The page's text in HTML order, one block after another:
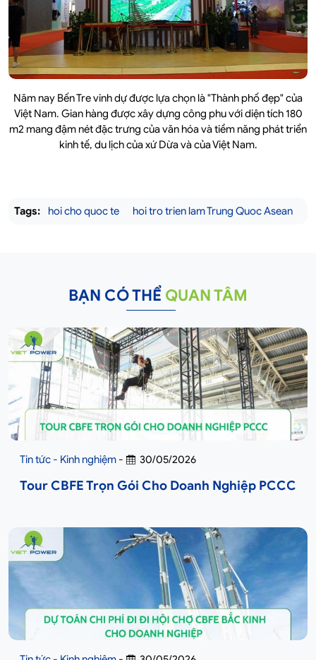
Năm nay Bến Tre vinh dự được lựa chọn là "Thành phố đẹp" của
Việt Nam. Gian hàng được xây dựng công phu với diện tích 180
m2 mang đậm nét đặc trưng của văn hóa và tiềm năng phát triển
kinh tế, du lịch của xứ Dừa và của Việt Nam.
Tags: hoi cho quoc te hoi tro trien lam Trung Quoc Asean
BẠN CÓ THỂ QUAN TÂM
Tin tức - Kinh nghiệm - 30/05/2026
Tour CBFE Trọn Gói Cho Doanh Nghiệp PCCC